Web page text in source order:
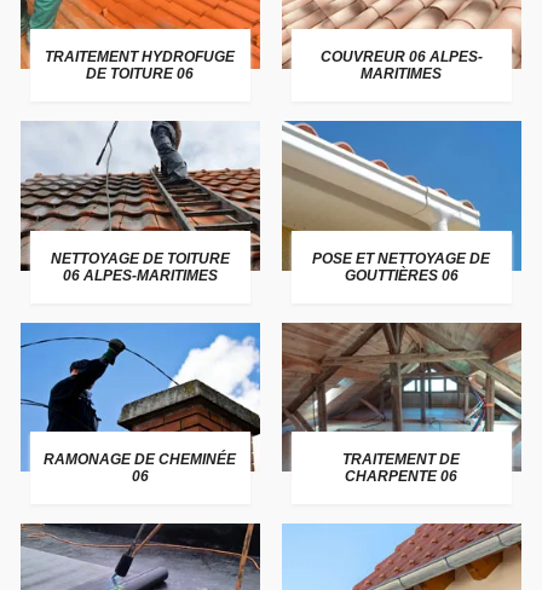
TRAITEMENT HYDROFUGE
DE TOITURE 06
COUVREUR 06 ALPES-
MARITIMES
NETTOYAGE DE TOITURE
06 ALPES-MARITIMES
POSE ET NETTOYAGE DE
GOUTTIÈRES 06
RAMONAGE DE CHEMINÉE
06
TRAITEMENT DE
CHARPENTE 06